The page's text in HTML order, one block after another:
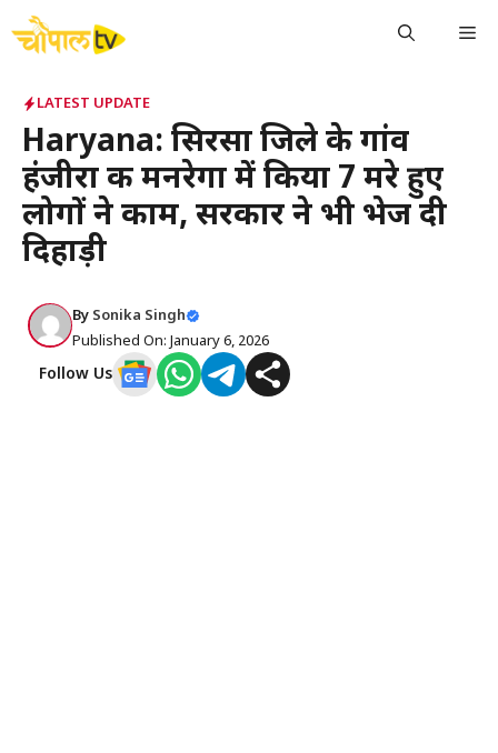
Skip
LATEST UPDATE
Haryana: सिरसा जिले के गांव
हंजीरा की मनरेगा में किया 7 मरे हुए
लोगों ने काम, सरकार ने भी भेज दी
दिहाड़ी
By Sonika Singh
Published On: January 6, 2026
Follow Us